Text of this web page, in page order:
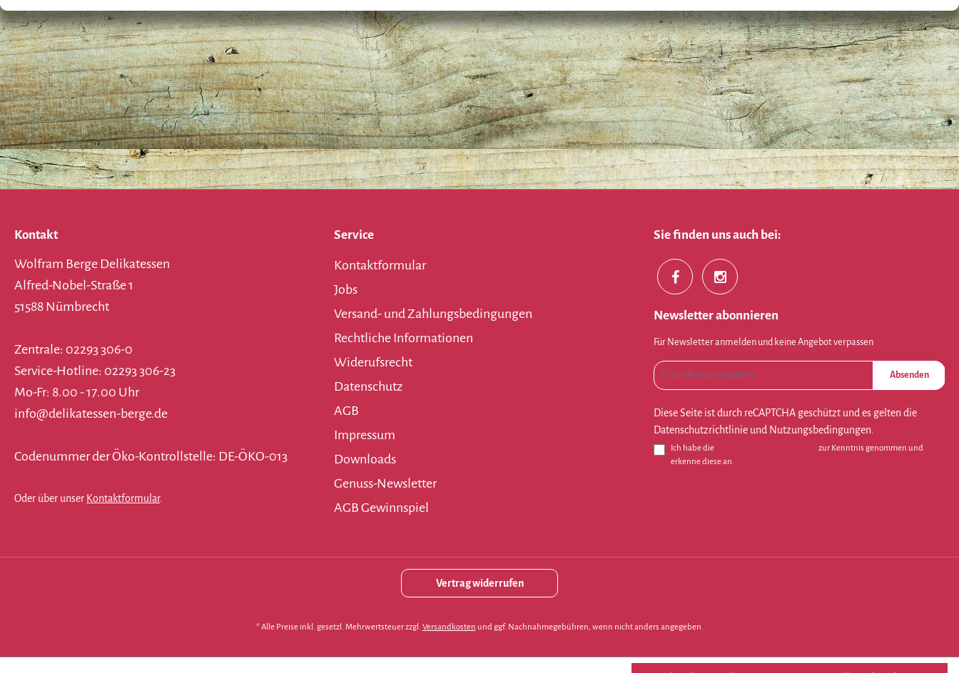
Kontakt
Wolfram Berge Delikatessen
Alfred-Nobel-Straße 1
51588 Nümbrecht
Zentrale: 02293 306-0
Service-Hotline: 02293 306-23
Mo-Fr: 8.00 - 17.00 Uhr
info@delikatessen-berge.de
Codenummer der Öko-Kontrollstelle: DE-ÖKO-013
Oder über unser Kontaktformular.
Service
Kontaktformular
Jobs
Versand- und Zahlungsbedingungen
Rechtliche Informationen
Widerufsrecht
Datenschutz
AGB
Impressum
Downloads
Genuss-Newsletter
AGB Gewinnspiel
Sie finden uns auch bei:
Newsletter abonnieren
Für Newsletter anmelden und keine Angebot verpassen
Absenden
Diese Seite ist durch reCAPTCHA geschützt und es gelten die
Datenschutzrichtlinie und Nutzungsbedingungen
Ich habe die
zur Kenntnis genommen und
erkenne diese an.
Vertrag widerrufen
* Alle Preise inkl. gesetzl. Mehrwertsteuer zzgl. Versandkosten und ggf. Nachnahmegebühren, wenn nicht anders angegeben.